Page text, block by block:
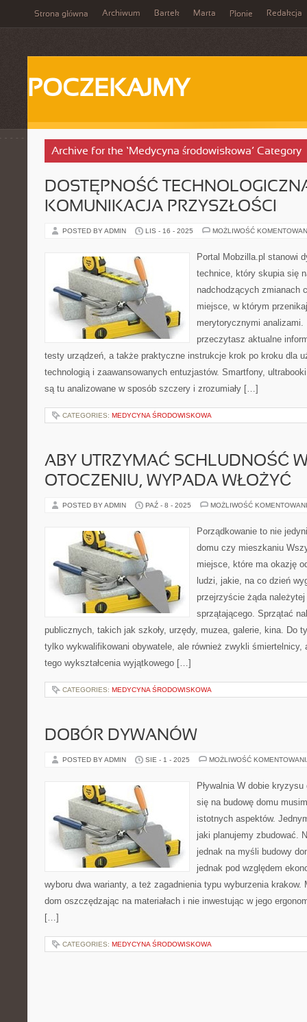
Strona główna Archiwum Bartek Marta Płonie Redakcja
POCZEKAJMY
Archive for the ‘Medycyna środowiskowa’ Category
DOSTĘPNOŚĆ
KOMUNIKACJA PRZYSZŁOŚCI
POSTED BY ADMIN LIS - 16 - 2025 MOŻLIWOŚĆ
Portal Mobzilla.pl stanowi
technice, który skupia się
nadchodzących zmianach
miejsce, w którym
merytorycznymi
przeczytasz aktualne
testy urządzeń, a także praktyczne instrukcje krok po kroku dla
technologią i zaawansowanych entuzjastów. Smartfony,
są tu analizowane w sposób szczery i zrozumiały […]
CATEGORIES: MEDYCYNA ŚRODOWISKOWA
ABY UTRZYMAĆ SCHLUDNOŚĆ
OTOCZENIU, WYPADA WŁOŻYĆ
POSTED BY ADMIN PAŹ - 8 - 2025 MOŻLIWOŚĆ
Porządkowanie to nie
domu czy mieszkaniu
miejsce, które ma okazję
ludzi, jakie, na co dzień
przejrzyście żąda
sprzątającego. Sprzątać
publicznych, takich jak szkoły, urzędy, muzea, galerie, kina. Do
tylko wykwalifikowani obywatele, ale również zwykli śmiertelnicy,
tego wykształcenia wyjątkowego […]
CATEGORIES: MEDYCYNA ŚRODOWISKOWA
DOBÓR DYWANÓW
POSTED BY ADMIN SIE - 1 - 2025 MOŻLIWOŚĆ
Pływalnia W dobie
się na budowę domu
istotnych aspektów.
jaki planujemy zbudować.
jednak na myśli budowy
jednak pod względem
wyboru dwa warianty, a też zagadnienia typu wyburzenia krakow.
dom oszczędzając na materiałach i nie inwestując w jego
[…]
CATEGORIES: MEDYCYNA ŚRODOWISKOWA